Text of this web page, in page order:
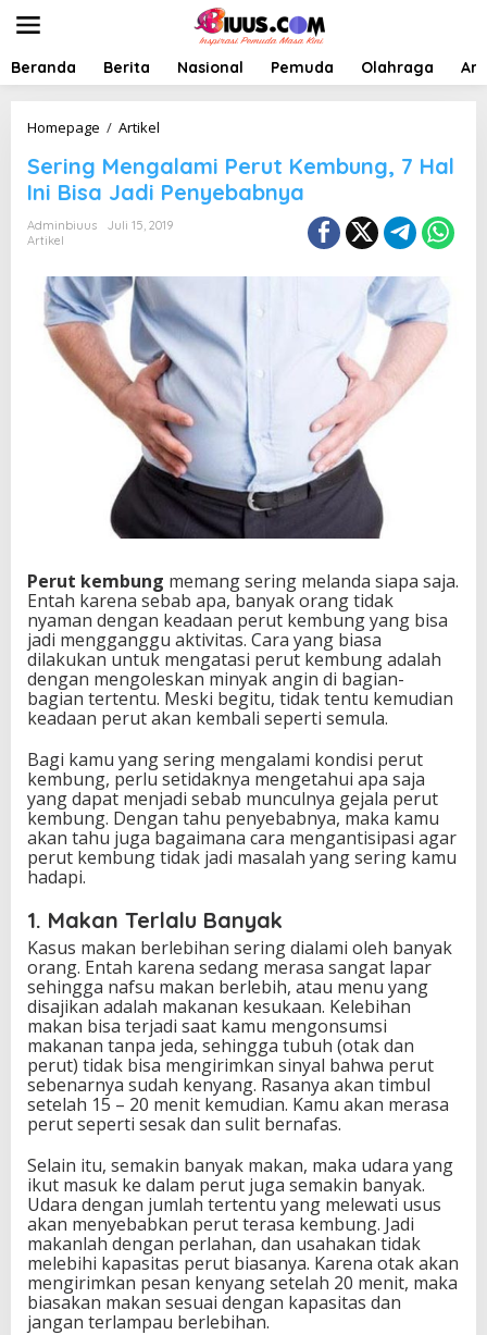
t
Beranda Berita Nasional Pemuda Olahraga
Homepage / Artikel
r
n
g
n
a
l
a
m
i
P
e
r
u
t
e
b
u
n
g
,
7
H
a
n
i
B
i
s
a
a
d
i
P
e
n
y
e
b
a
b
n
a
Sering Mengalami Perut Kembung, 7 Hal
Ini Bisa Jadi Penyebabnya
Adminbiuus
Juli 15, 2019
Artikel
Perut kembung memang sering melanda siapa saja.
Entah karena sebab apa, banyak orang tidak
nyaman dengan keadaan perut kembung yang bisa
jadi mengganggu aktivitas. Cara yang biasa
dilakukan untuk mengatasi perut kembung adalah
dengan mengoleskan minyak angin di bagian-
bagian tertentu. Meski begitu, tidak tentu kemudian
keadaan perut akan kembali seperti semula.
Bagi kamu yang sering mengalami kondisi perut
kembung, perlu setidaknya mengetahui apa saja
yang dapat menjadi sebab munculnya gejala perut
kembung. Dengan tahu penyebabnya, maka kamu
akan tahu juga bagaimana cara mengantisipasi agar
perut kembung tidak jadi masalah yang sering kamu
hadapi.
1. Makan Terlalu Banyak
Kasus makan berlebihan sering dialami oleh banyak
orang. Entah karena sedang merasa sangat lapar
sehingga nafsu makan berlebih, atau menu yang
disajikan adalah makanan kesukaan. Kelebihan
makan bisa terjadi saat kamu mengonsumsi
makanan tanpa jeda, sehingga tubuh (otak dan
perut) tidak bisa mengirimkan sinyal bahwa perut
sebenarnya sudah kenyang. Rasanya akan timbul
setelah 15 – 20 menit kemudian. Kamu akan merasa
perut seperti sesak dan sulit bernafas.
Selain itu, semakin banyak makan, maka udara yang
ikut masuk ke dalam perut juga semakin banyak.
Udara dengan jumlah tertentu yang melewati usus
akan menyebabkan perut terasa kembung. Jadi
makanlah dengan perlahan, dan usahakan tidak
melebihi kapasitas perut biasanya. Karena otak akan
mengirimkan pesan kenyang setelah 20 menit, maka
biasakan makan sesuai dengan kapasitas dan
jangan terlampau berlebihan.